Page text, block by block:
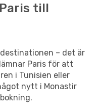
till
– det är
Paris för att
i Tunisien eller
nytt i Monastir